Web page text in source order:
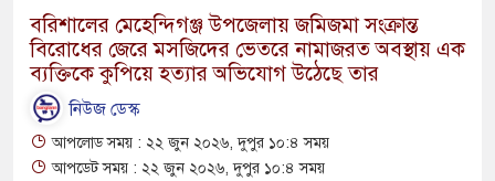
বরিশালের মেহেন্দিগঞ্জ উপজেলায় জমিজমা সংক্রান্ত
বিরোধের জেরে মসজিদের ভেতরে নামাজরত অবস্থায় এক
ব্যক্তিকে কুপিয়ে হত্যার অভিযোগ উঠেছে তার
নিউজ ডেস্ক
আপলোড সময় : ২২ জুন ২০২৬, দুপুর ১০:৪ সময়
আপডেট সময় : ২২ জুন ২০২৬, দুপুর ১০:৪ সময়